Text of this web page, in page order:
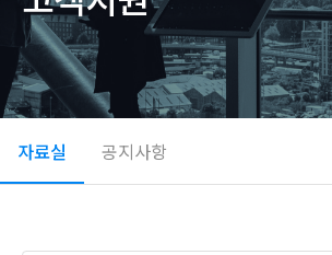
자료실 공지사항